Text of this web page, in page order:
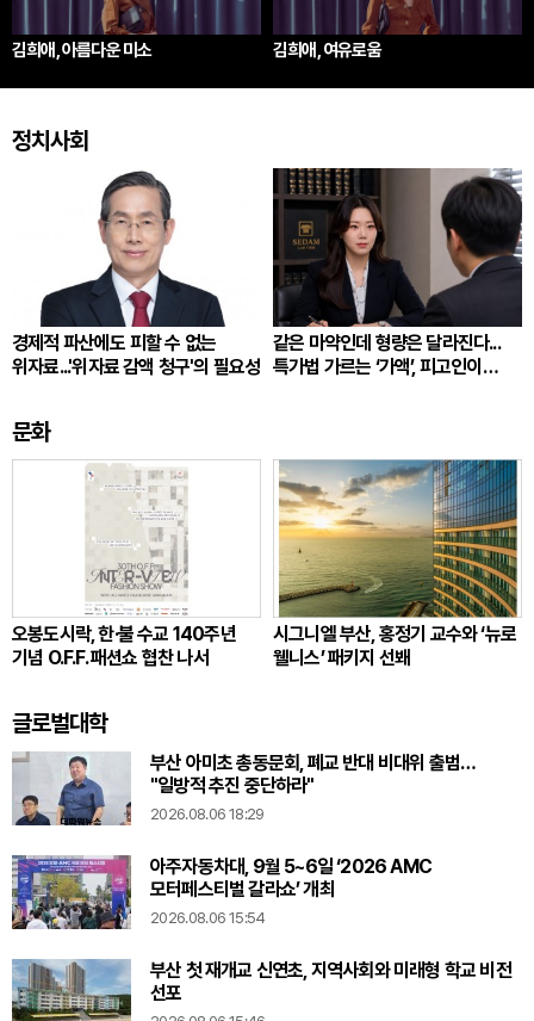
김희애, 아름다운 미소 김희애, 여유로움
정치사회
경제적 파산에도 피할 수 없는
위자료...'위자료 감액 청구'의 필요성
같은 마약인데 형량은 달라진다...
특가법 가르는 ‘가액’, 피고인이
문화
오봉도시락, 한·불 수교 140주년
기념 O.F.F. 패션쇼 협찬 나서
시그니엘 부산, 홍정기 교수와 ‘뉴로
웰니스’ 패키지 선봬
글로벌대학
부산 아미초 총동문회, 폐교 반대 비대위 출범…
"일방적 추진 중단하라"
2026.08.06 18:29
아주자동차대, 9월 5~6일 ‘2026 AMC
모터페스티벌 갈라쇼’ 개최
2026.08.06 15:54
부산 첫 재개교 신연초, 지역사회와 미래형 학교 비전
선포